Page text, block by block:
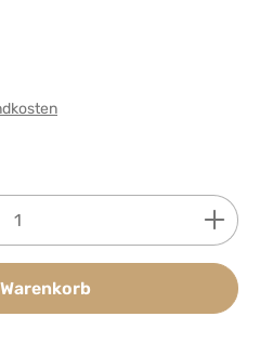
gewünschten Wert ein